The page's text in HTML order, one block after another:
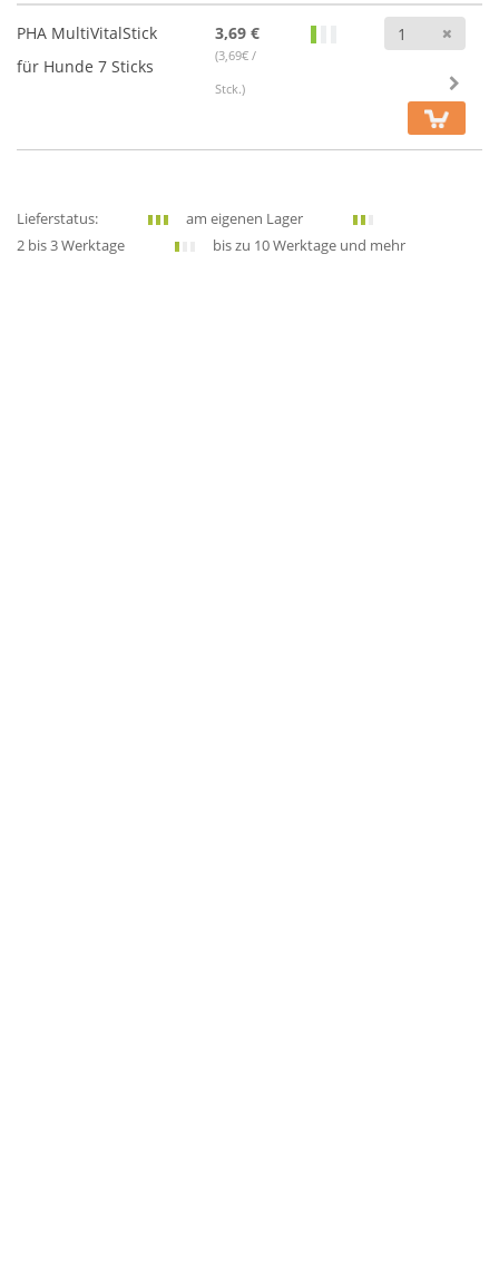
PHA MultiVitalStick
für Hunde 7 Sticks
3,69 €
(3,69€ /
Stck.)
Lieferstatus:
am eigenen Lager
2 bis 3 Werktage
bis zu 10 Werktage und mehr